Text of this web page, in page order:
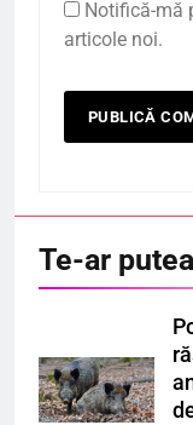
Notifică-mă
articole noi.
Te-ar